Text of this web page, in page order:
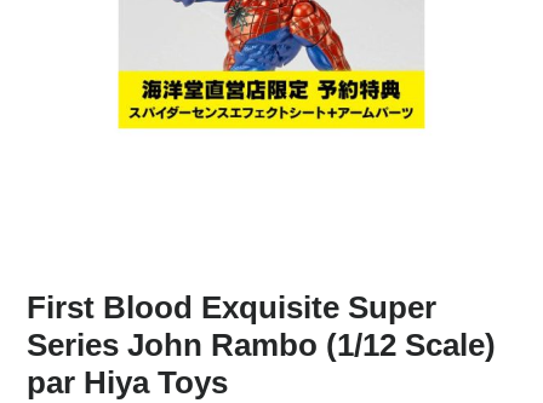
First Blood Exquisite Super
Series John Rambo (1/12 Scale)
par Hiya Toys